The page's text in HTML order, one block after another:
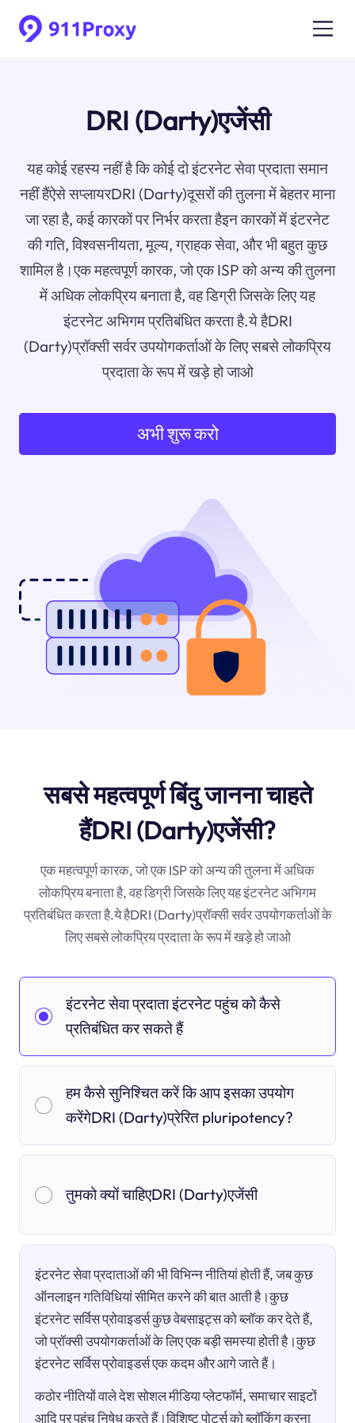
DRI (Darty)एजेंसी
यह कोई रहस्य नहीं है कि कोई दो इंटरनेट सेवा प्रदाता समान
नहीं हैंऐसे सप्लायरDRI (Darty)दूसरों की तुलना में बेहतर माना
जा रहा है, कई कारकों पर निर्भर करता हैइन कारकों में इंटरनेट
की गति, विश्वसनीयता, मूल्य, ग्राहक सेवा, और भी बहुत कुछ
शामिल है।एक महत्वपूर्ण कारक, जो एक ISP को अन्य की तुलना
में अधिक लोकप्रिय बनाता है, वह डिग्री जिसके लिए यह
इंटरनेट अभिगम प्रतिबंधित करता है.ये हैDRI
(Darty)प्रॉक्सी सर्वर उपयोगकर्ताओं के लिए सबसे लोकप्रिय
प्रदाता के रूप में खड़े हो जाओ
अभी शुरू करो
सबसे महत्वपूर्ण बिंदु जानना चाहते
हैंDRI (Darty)एजेंसी?
एक महत्वपूर्ण कारक, जो एक ISP को अन्य की तुलना में अधिक
लोकप्रिय बनाता है, वह डिग्री जिसके लिए यह इंटरनेट अभिगम
प्रतिबंधित करता है.ये हैDRI (Darty)प्रॉक्सी सर्वर उपयोगकर्ताओं के
लिए सबसे लोकप्रिय प्रदाता के रूप में खड़े हो जाओ
इंटरनेट सेवा प्रदाता इंटरनेट पहुंच को कैसे
प्रतिबंधित कर सकते हैं
हम कैसे सुनिश्चित करें कि आप इसका उपयोग
करेंगेDRI (Darty)प्रेरित pluripotency?
तुमको क्यों चाहिएDRI (Darty)एजेंसी
इंटरनेट सेवा प्रदाताओं की भी विभिन्न नीतियां होती हैं, जब कुछ
ऑनलाइन गतिविधियां सीमित करने की बात आती है।कुछ
इंटरनेट सर्विस प्रोवाइडर्स कुछ वेबसाइट्स को ब्लॉक कर देते हैं,
जो प्रॉक्सी उपयोगकर्ताओं के लिए एक बड़ी समस्या होती है।कुछ
इंटरनेट सर्विस प्रोवाइडर्स एक कदम और आगे जाते हैं।
कठोर नीतियों वाले देश सोशल मीडिया प्लेटफॉर्म, समाचार साइटों
आदि पर पहुंच निषेध करते हैं।विशिष्ट पोर्ट्स को ब्लॉकिंग करना